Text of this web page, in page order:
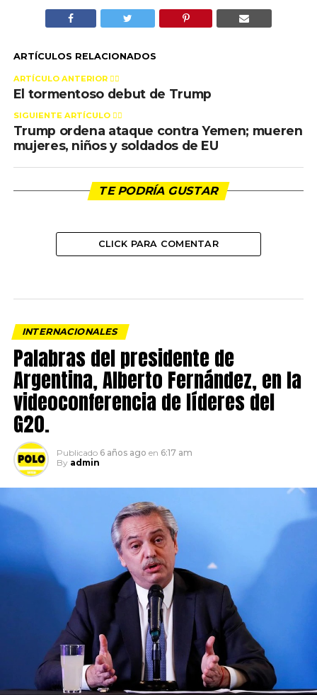
ARTÍCULOS RELACIONADOS
ARTÍCULO ANTERIOR 👉🏻
El tormentoso debut de Trump
SIGUIENTE ARTÍCULO 👈🏻
Trump ordena ataque contra Yemen; mueren
mujeres, niños y soldados de EU
TE PODRÍA GUSTAR
CLICK PARA COMENTAR
INTERNACIONALES
Palabras del presidente de
Argentina, Alberto Fernández, en la
videoconferencia de líderes del
G20.
Publicado 6 años ago en 6:17 am
By admin